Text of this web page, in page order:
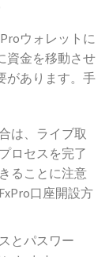
ウォレットに
資金を移動させ
があります。手
は、ライブ取
ロセスを完了
ることに注意
口座開設方
とパスワー